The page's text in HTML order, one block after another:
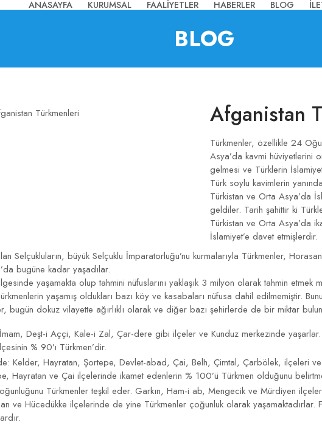
ANASAYFA KURUMSAL FAALİYETLER HABERLER BLOG
BLOG
Afganistan
Türkmenler, özellikle 24
Asya’da kavmi hüviyetlerini
gelmesi ve Türklerin
Türk soylu kavimlerin
Türkistan ve Orta Asya’da
geldiler. Tarih şahittir ki
Türkistan ve Orta Asya’da
İslamiyet’e davet etmişlerdir.
Selçukluların, büyük Selçuklu İmparatorluğu’nu kurmalarıyla Türkmenler,
bugüne kadar yaşadılar.
yaşamakta olup tahmini nüfuslarını yaklaşık 3 milyon olarak tahmin etmek
yaşamış oldukları bazı köy ve kasabaları nüfusa dahil edilmemiştir.
bugün dokuz vilayette ağırlıklı olarak ve diğer bazı şehirlerde de bir miktar
Deşt-i Aççi, Kale-i Zal, Çar-dere gibi ilçeler ve Kunduz merkezinde
% 90’ı Türkmen’dir.
Kelder, Hayratan, Şortepe, Devlet-abad, Çai, Belh, Çimtal, Çarbölek, ilçeleri
Hayratan ve Çai ilçelerinde ikamet edenlerin % 100’ü Türkmen olduğunu
Türkmenler teşkil eder. Garkın, Ham-i ab, Mengecik ve Mürdiyen
ve Hücedükke ilçelerinde de yine Türkmenler çoğunluk olarak yaşamaktadırlar.